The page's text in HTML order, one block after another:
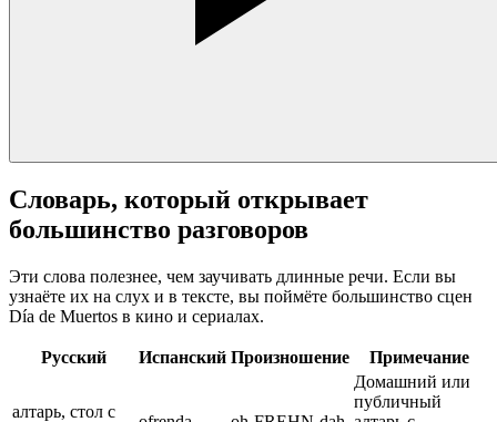
Словарь, который открывает
большинство разговоров
Эти слова полезнее, чем заучивать длинные речи. Если вы
узнаёте их на слух и в тексте, вы поймёте большинство сцен
Día de Muertos в кино и сериалах.
Русский Испанский Произношение Примечание
алтарь, стол с
Домашний или
публичный